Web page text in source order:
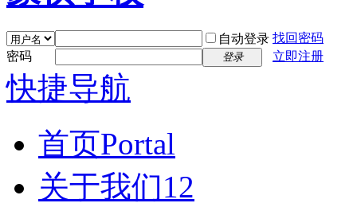
自动登录 找回密码
密码
登录 立即注册
快捷导航
首页Portal
关于我们12